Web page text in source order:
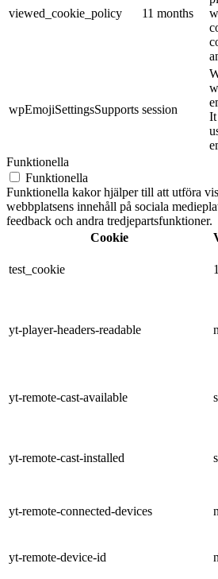
viewed_cookie_policy 11 months
wpEmojiSettingsSupports session
It
Funktionella
Funktionella
Funktionella kakor hjälper till att utföra
webbplatsens innehåll på sociala
feedback och andra tredjepartsfunktioner.
Cookie
test_cookie
yt-player-headers-readable
yt-remote-cast-available
yt-remote-cast-installed
yt-remote-connected-devices
yt-remote-device-id